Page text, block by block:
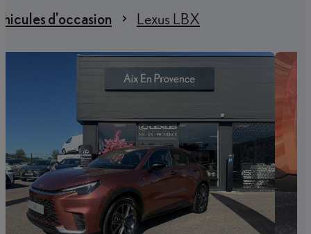
d'occasion Lexus LBX